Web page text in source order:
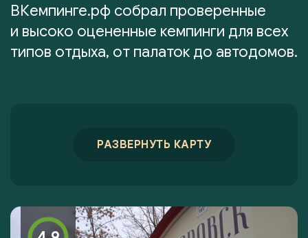
ВКемпинге.рф собрал проверенные
и высоко оцененные кемпинги для всех
типов отдыха, от палаток до автодомов.
РАЗВЕРНУТЬ КАРТУ